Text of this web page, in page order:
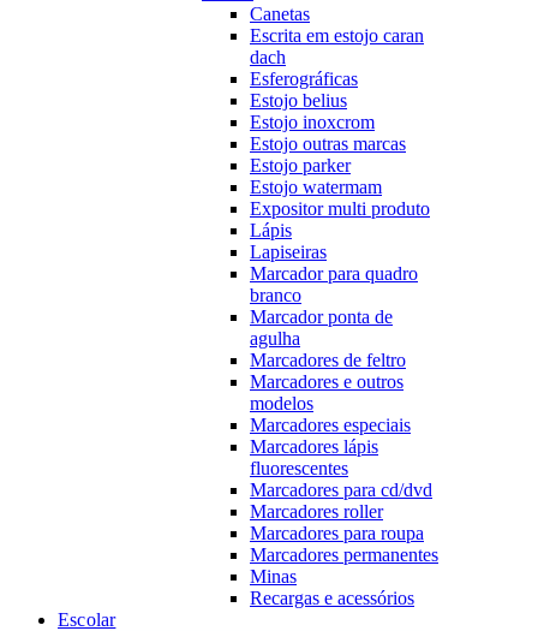
Canetas
Escrita em estojo caran
dach
Esferográficas
Estojo belius
Estojo inoxcrom
Estojo outras marcas
Estojo parker
Estojo watermam
Expositor multi produto
Lápis
Lapiseiras
Marcador para quadro
branco
Marcador ponta de
agulha
Marcadores de feltro
Marcadores e outros
modelos
Marcadores especiais
Marcadores lápis
fluorescentes
Marcadores para cd/dvd
Marcadores roller
Marcadores para roupa
Marcadores permanentes
Minas
Recargas e acessórios
Escolar